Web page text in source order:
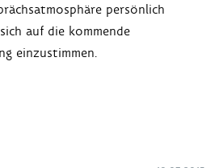
persönlich
auf die kommende
einzustimmen.